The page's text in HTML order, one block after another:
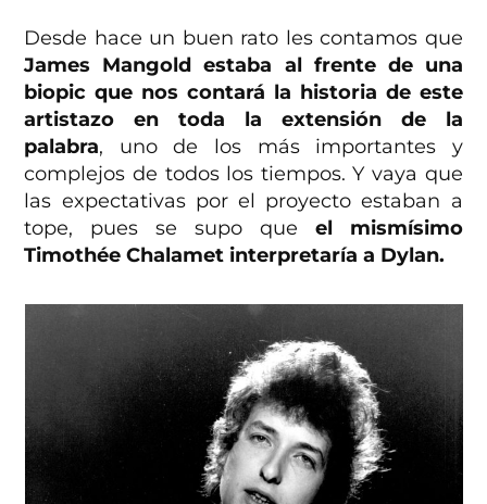
Desde hace un buen rato les contamos que
James Mangold estaba al frente de una
biopic que nos contará la historia de este
artistazo en toda la extensión de la
palabra, uno de los más importantes y
complejos de todos los tiempos. Y vaya que
las expectativas por el proyecto estaban a
tope, pues se supo que el mismísimo
Timothée Chalamet interpretaría a Dylan.